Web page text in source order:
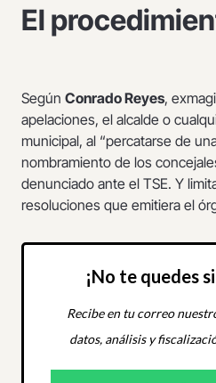
El
Según Conrado Reyes,
apelaciones, el alcalde o
municipal, al “percatarse de
nombramiento de los
denunciado ante el TSE. Y
resoluciones que emitiera el
¡No te quedes
Recibe en tu correo
datos, análisis y